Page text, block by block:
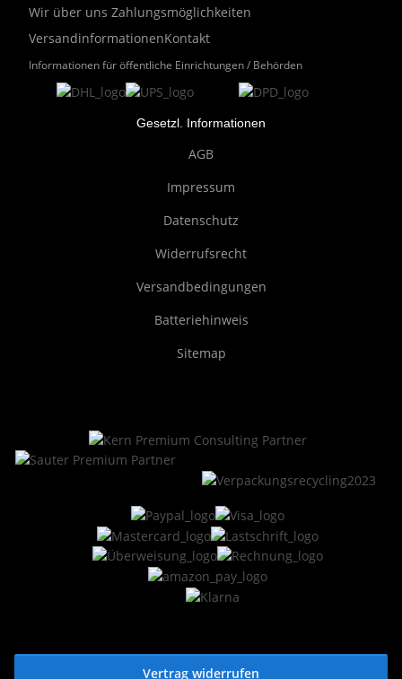
Wir über uns Zahlungsmöglichkeiten
VersandinformationenKontakt
Informationen für öffentliche Einrichtungen / Behörden
Gesetzl. Informationen
AGB
Impressum
Datenschutz
Widerrufsrecht
Versandbedingungen
Batteriehinweis
Sitemap
Vertrag widerrufen